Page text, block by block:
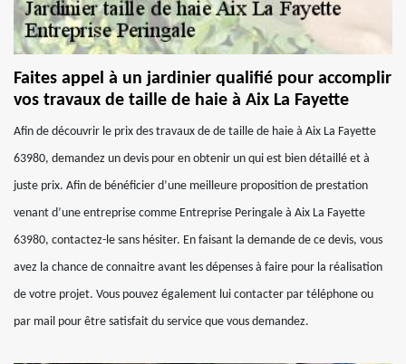
Faites appel à un jardinier qualifié pour accomplir
vos travaux de taille de haie à Aix La Fayette
Afin de découvrir le prix des travaux de de taille de haie à Aix La Fayette
63980, demandez un devis pour en obtenir un qui est bien détaillé et à
juste prix. Afin de bénéficier d’une meilleure proposition de prestation
venant d’une entreprise comme Entreprise Peringale à Aix La Fayette
63980, contactez-le sans hésiter. En faisant la demande de ce devis, vous
avez la chance de connaitre avant les dépenses à faire pour la réalisation
de votre projet. Vous pouvez également lui contacter par téléphone ou
par mail pour être satisfait du service que vous demandez.